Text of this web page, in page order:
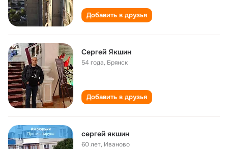
Добавить в друзья
Сергей Якшин
54 года, Брянск
Добавить в друзья
сергей якшин
60 лет, Иваново